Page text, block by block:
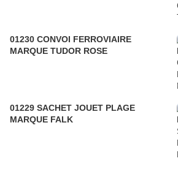
01230 CONVOI FERROVIAIRE
MARQUE TUDOR ROSE
01229 SACHET JOUET PLAGE
MARQUE FALK